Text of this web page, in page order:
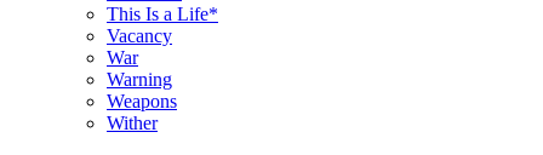
This Is a Life*
Vacancy
War
Warning
Weapons
Wither